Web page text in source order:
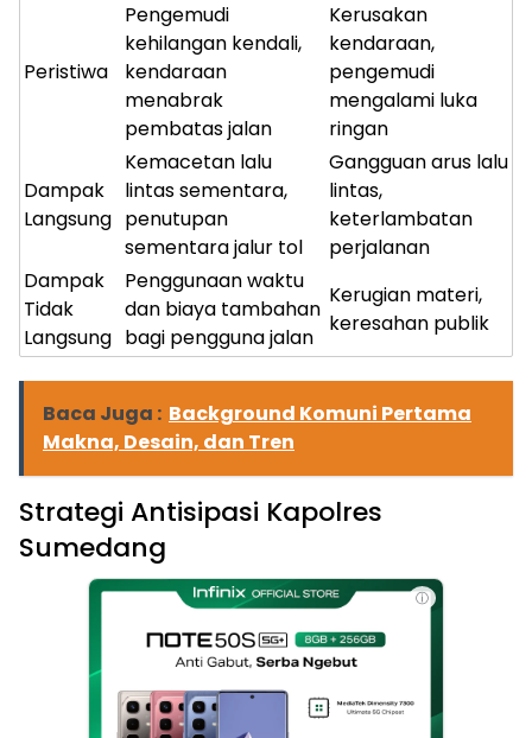
Peristiwa
Pengemudi
kehilangan kendali,
kendaraan
menabrak
pembatas jalan
Kerusakan
kendaraan,
pengemudi
mengalami luka
ringan
Dampak
Langsung
Kemacetan lalu
lintas sementara,
penutupan
sementara jalur tol
Gangguan arus lalu
lintas,
keterlambatan
perjalanan
Dampak
Tidak
Langsung
Penggunaan waktu
dan biaya tambahan
bagi pengguna jalan
Kerugian materi,
keresahan publik
Baca Juga : Background Komuni Pertama
Makna, Desain, dan Tren
Strategi Antisipasi Kapolres
Sumedang
ⓘ